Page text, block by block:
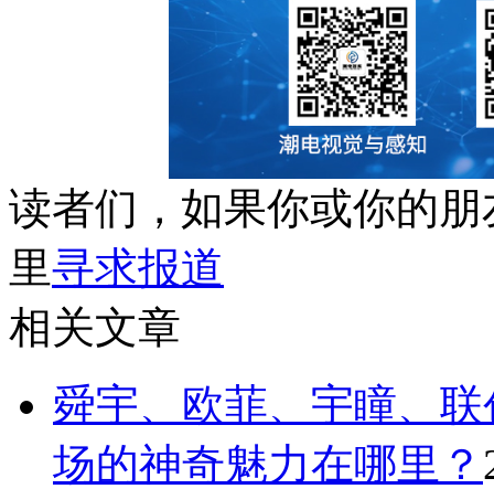
读者们，如果你或你的
里寻求报道
相关文章
舜宇、欧菲、宇瞳、
场的神奇魅力在哪里？